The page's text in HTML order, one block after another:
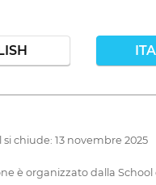
chiude: 13 novembre 2025
è organizzato dalla School